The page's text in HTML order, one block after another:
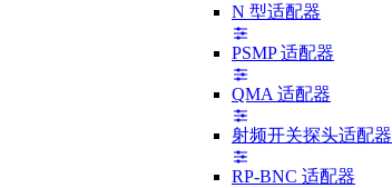
N 型适配器
PSMP 适配器
QMA 适配器
射频开关探头适配器
RP-BNC 适配器